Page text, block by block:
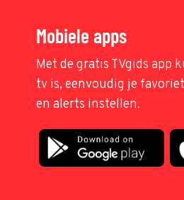
Mobiele apps
Met de gratis TVgids app
tv is, eenvoudig je
en alerts instellen.